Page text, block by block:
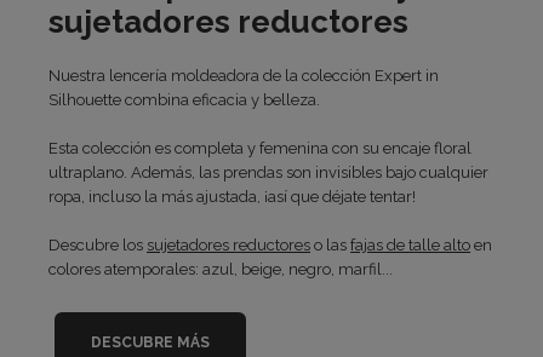
sujetadores reductores
Nuestra lencería moldeadora de la colección Expert in
Silhouette combina eficacia y belleza.
Esta colección es completa y femenina con su encaje floral
ultraplano. Además, las prendas son invisibles bajo cualquier
ropa, incluso la más ajustada, ¡así que déjate tentar!
Descubre los sujetadores reductores o lasfajas de talle alto en
colores atemporales: azul, beige, negro, marfil...
DESCUBRE MÁS